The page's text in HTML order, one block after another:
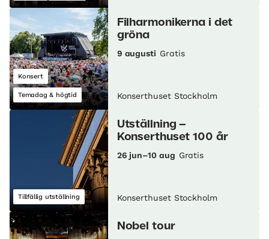
Konsert
Temadag & högtid
Filharmonikerna i det
gröna
9 augusti Gratis
Konserthuset Stockholm
Tillfällig utställning
Utställning –
Konserthuset 100 år
26 jun–10 aug Gratis
Konserthuset Stockholm
Nobel tour